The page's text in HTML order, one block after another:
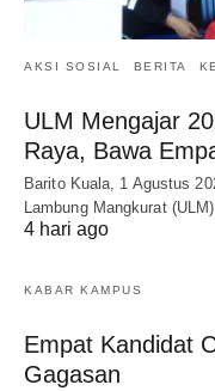
AKSI SOSIAL BERITA
ULM Mengajar
Raya, Bawa
Barito Kuala, 1 Agustus
Lambung Mangkurat
4 hari ago
KABAR KAMPUS
Empat Kandidat
Gagasan